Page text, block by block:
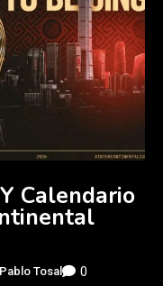
Calendario
Pablo Tosal 0